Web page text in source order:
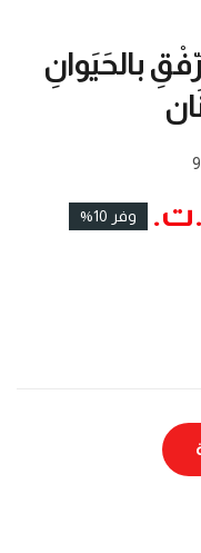
بالحَيَوانِ
وفر 10%